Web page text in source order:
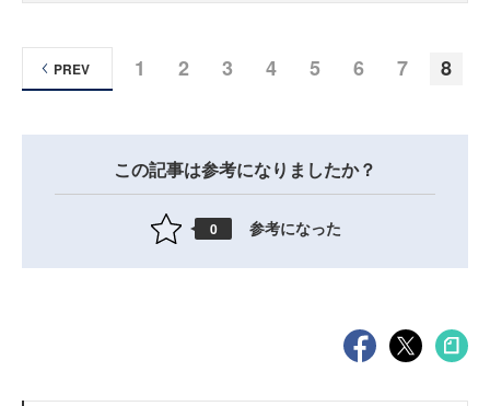
1 2 3 4 5 6 7 8
PREV
この記事は参考になりましたか？
0 参考になった